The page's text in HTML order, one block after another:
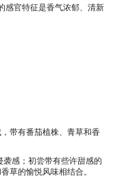
感官特征是香气浓郁、清新
带有番茄植株、青草和香
感；初尝带有些许甜感的
草的愉悦风味相结合。